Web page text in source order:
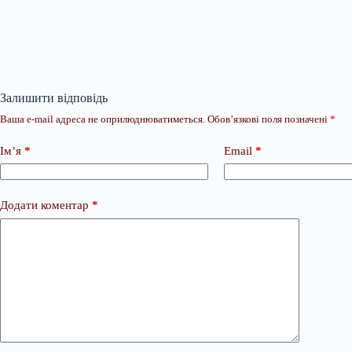
Залишити відповідь
Ваша e-mail адреса не оприлюднюватиметься. Обов’язкові поля позначені *
Ім’я * Email *
Додати коментар *